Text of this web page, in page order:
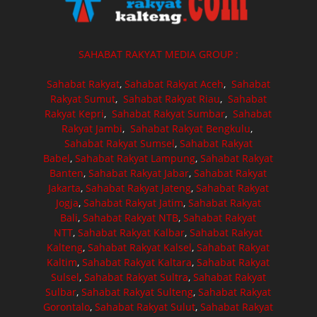
SAHABAT RAKYAT MEDIA GROUP :
Sahabat Rakyat, Sahabat Rakyat Aceh, Sahabat
Rakyat Sumut, Sahabat Rakyat Riau, Sahabat
Rakyat Kepri,Sahabat Rakyat Sumbar,Sahabat
Rakyat Jambi, Sahabat Rakyat Bengkulu,
Sahabat Rakyat Sumsel, Sahabat Rakyat
Babel,Sahabat Rakyat Lampung,Sahabat Rakyat
Banten,Sahabat Rakyat Jabar,Sahabat Rakyat
Jakarta, Sahabat Rakyat Jateng, Sahabat Rakyat
Jogja, Sahabat Rakyat Jatim, Sahabat Rakyat
Bali,Sahabat Rakyat NTB,Sahabat Rakyat
NTT,Sahabat Rakyat Kalbar,Sahabat Rakyat
Kalteng,Sahabat Rakyat Kalsel,Sahabat Rakyat
Kaltim,Sahabat Rakyat Kaltara,Sahabat Rakyat
Sulsel, Sahabat Rakyat Sultra, Sahabat Rakyat
Sulbar,Sahabat Rakyat Sulteng,Sahabat Rakyat
Gorontalo,Sahabat Rakyat Sulut,Sahabat Rakyat